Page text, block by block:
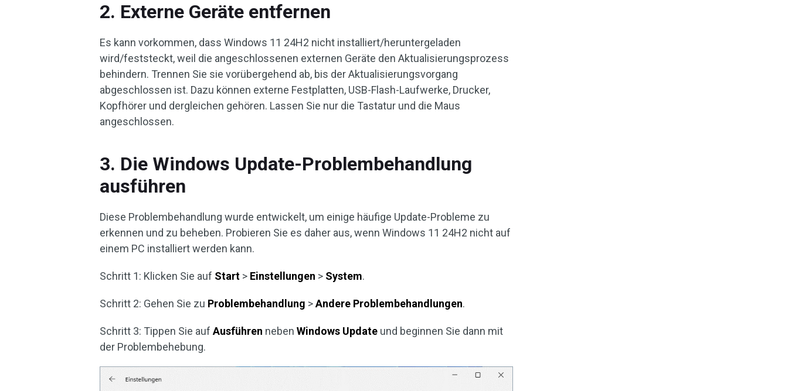
2. Externe Geräte entfernen
Es kann vorkommen, dass Windows 11 24H2 nicht installiert/heruntergeladen
wird/feststeckt, weil die angeschlossenen externen Geräte den Aktualisierungsprozess
behindern. Trennen Sie sie vorübergehend ab, bis der Aktualisierungsvorgang
abgeschlossen ist. Dazu können externe Festplatten, USB-Flash-Laufwerke, Drucker,
Kopfhörer und dergleichen gehören. Lassen Sie nur die Tastatur und die Maus
angeschlossen.
3. Die Windows Update-Problembehandlung
ausführen
Diese Problembehandlung wurde entwickelt, um einige häufige Update-Probleme zu
erkennen und zu beheben. Probieren Sie es daher aus, wenn Windows 11 24H2 nicht auf
einem PC installiert werden kann.
Schritt 1: Klicken Sie auf Start > Einstellungen > System.
Schritt 2: Gehen Sie zu Problembehandlung >Andere Problembehandlungen.
Schritt 3: Tippen Sie aufAusführen neben Windows Update und beginnen Sie dann mit
der Problembehebung.